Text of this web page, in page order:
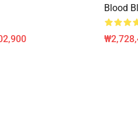
Blood